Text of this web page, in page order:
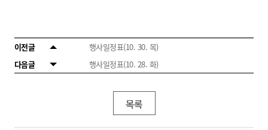
이전글
행사일정표(10. 30. 목)
다음글
행사일정표(10. 28. 화)
목록